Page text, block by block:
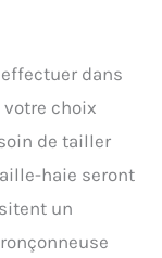
dans
choix
de tailler
haie seront
un